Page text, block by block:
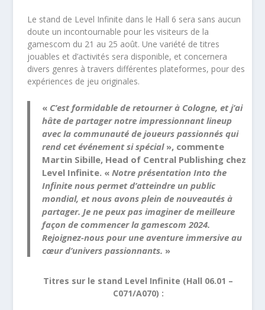
Le stand de Level Infinite dans le Hall 6 sera sans aucun
doute un incontournable pour les visiteurs de la
gamescom du 21 au 25 août. Une variété de titres
jouables et d’activités sera disponible, et concernera
divers genres à travers différentes plateformes, pour des
expériences de jeu originales.
« C’est formidable de retourner à Cologne, et j’ai
hâte de partager notre impressionnant lineup
avec la communauté de joueurs passionnés qui
rend cet événement si spécial», commente
Martin Sibille, Head of Central Publishing chez
Level Infinite. «Notre présentation Into the
Infinite nous permet d’atteindre un public
mondial, et nous avons plein de nouveautés à
partager. Je ne peux pas imaginer de meilleure
façon de commencer la gamescom 2024.
Rejoignez-nous pour une aventure immersive au
cœur d’univers passionnants. »
Titres sur le stand Level Infinite (Hall 06.01 –
C071/A070) :